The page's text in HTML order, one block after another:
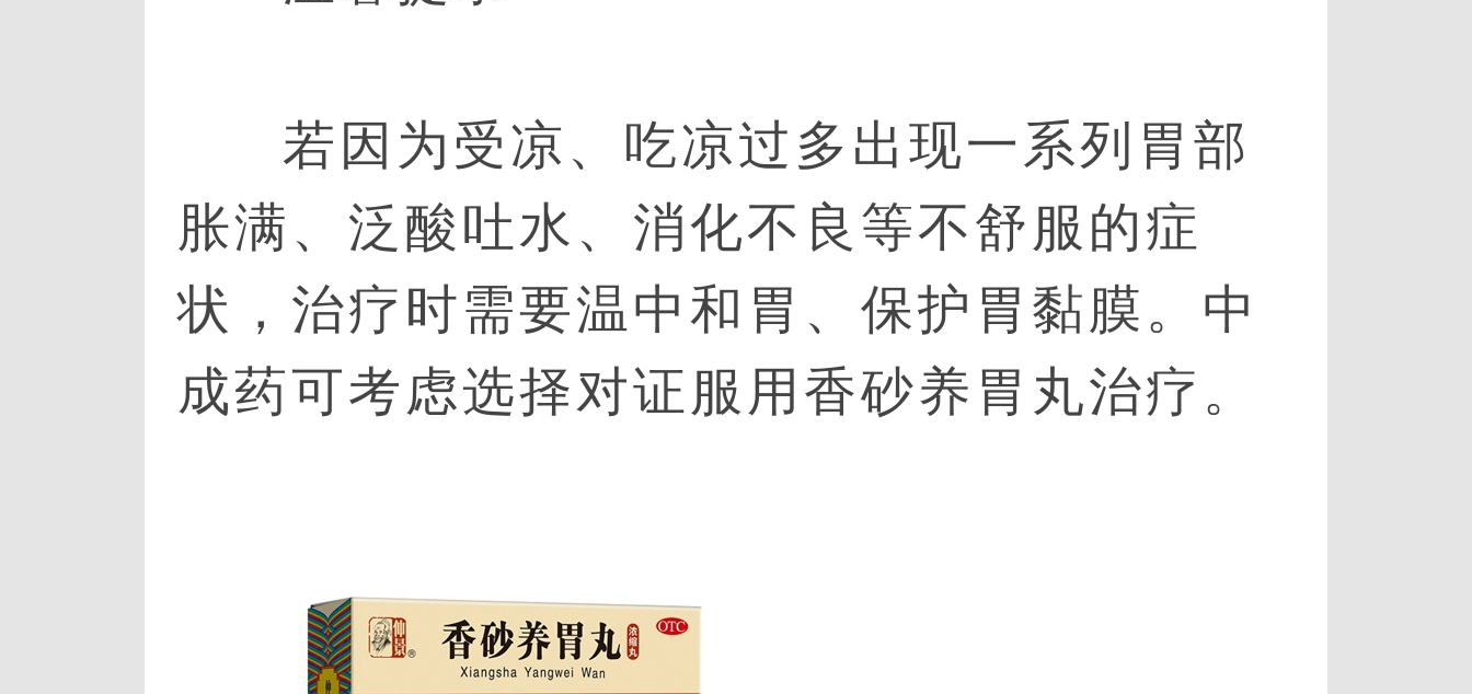
若因为受凉、吃凉过多出现一系列胃部
胀满、泛酸吐水、消化不良等不舒服的症
状，治疗时需要温中和胃、保护胃黏膜。中
成药可考虑选择对证服用香砂养胃丸治疗。